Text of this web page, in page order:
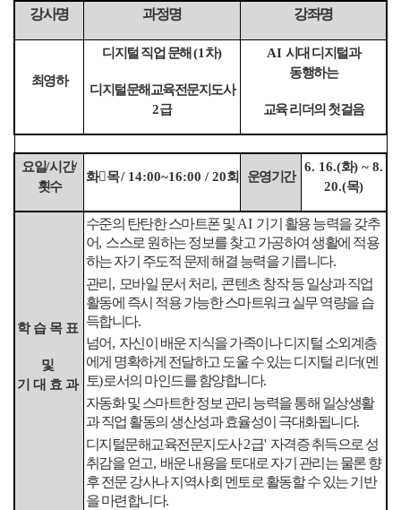
강사명 과정명 강좌명
최영하
디지털 직업 문해(1 차)
디지털문해교육전문지도사
2급
AI 시대 디지털과
동행하는
교육 리더의 첫걸음
요일/시간 /
횟수
화목/ 14:00~16:00 / 20회 운영기간
6. 16.(화) ~ 8.
20.(목)
학습목표
및
기대효과
수준의 탄탄한 스마트폰 및 AI 기기 활용 능력을 갖추
어, 스스로 원하는 정보를 찾고 가공하여 생활에 적용
하는 자기 주도적 문제 해결 능력을 기릅니다.
관리 , 모바일 문서 처리 , 콘텐츠 창작 등 일상과 직업
활동에 즉시 적용 가능한 스마트워크 실무 역량을 습
득합니다.
넘어, 자신이 배운 지식을 가족이나 디지털 소외계층
에게 명확하게 전달하고 도울 수 있는 디지털 리더(멘
토)로서의 마인드를 함양합니다.
자동화 및 스마트한 정보 관리 능력을 통해 일상생활
과 직업 활동의 생산성과 효율성이 극대화됩니다.
디지털문해교육전문지도사2급' 자격증 취득으로 성
취감을 얻고, 배운 내용을 토대로 자기 관리는 물론 향
후 전문 강사나 지역사회 멘토로 활동할 수 있는 기반
을 마련합니다.